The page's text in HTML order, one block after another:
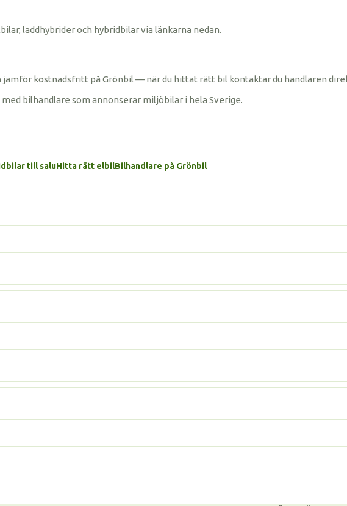
laddhybrider och hybridbilar via länkarna nedan.
kostnadsfritt på Grönbil — när du hittat rätt bil kontaktar du handlaren
bilhandlare som annonserar miljöbilar i hela Sverige.
till saluHitta rätt elbilBilhandlare på Grönbil